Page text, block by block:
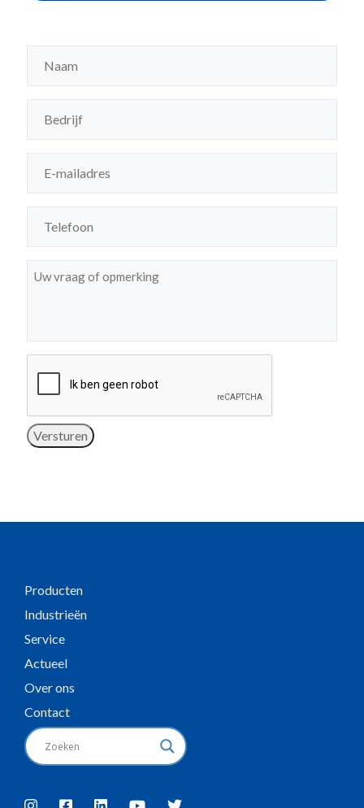
mailadres(Vereist)
Bericht (Vereist)
Versturen
Producten
Industrieën
Service
Actueel
Over ons
Contact